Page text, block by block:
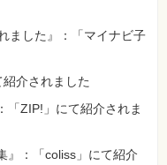
ました』：「マイナビ子
紹介されました
「ZIP!」にて紹介されま
』：「coliss」にて紹介